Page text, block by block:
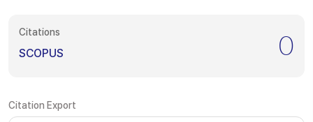
Citations
SCOPUS 0
Citation Export